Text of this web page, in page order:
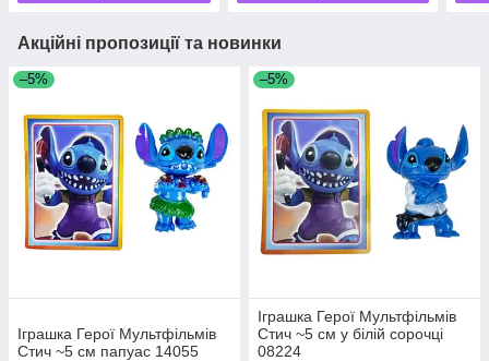
Акційні пропозиції та новинки
–5%
Іграшка Герої Мультфільмів
Стич ~5 см папуас 14055
–5%
Іграшка Герої Мультфільмів
Стич ~5 см у білій сорочці
08224